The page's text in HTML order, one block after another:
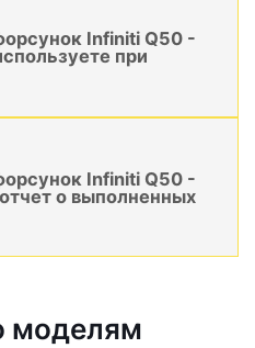
Infiniti Q50 -
при
Infiniti Q50 -
о выполненных
моделям